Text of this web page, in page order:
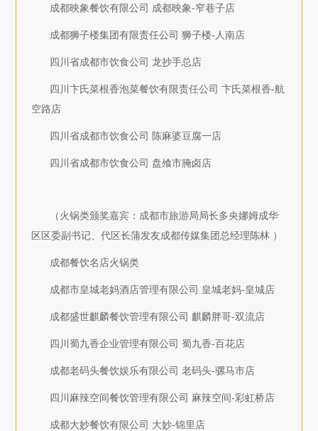
成都映象餐饮有限公司 成都映象-窄巷子店
成都狮子楼集团有限责任公司 狮子楼-人南店
四川省成都市饮食公司 龙抄手总店
四川卞氏菜根香泡菜餐饮有限责任公司 卞氏菜根香-航
空路店
四川省成都市饮食公司 陈麻婆豆腐一店
四川省成都市饮食公司 盘飧市腌卤店
（火锅类颁奖嘉宾：成都市旅游局局长多央娜姆成华
区区委副书记、代区长蒲发友成都传媒集团总经理陈林 ）
成都餐饮名店火锅类
成都市皇城老妈酒店管理有限公司 皇城老妈-皇城店
成都盛世麒麟餐饮管理有限公司 麒麟胖哥-双流店
四川蜀九香企业管理有限公司 蜀九香-百花店
成都老码头餐饮娱乐有限公司 老码头-骡马市店
四川麻辣空间餐饮管理有限公司 麻辣空间-彩虹桥店
成都大妙餐饮有限公司 大妙-锦里店